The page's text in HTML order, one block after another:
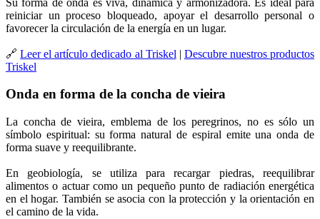
reiniciar un proceso bloqueado, apoyar el desarrollo personal o
favorecer la circulación de la energía en un lugar.
🔗Leer el artículo dedicado al Triskel | Descubre nuestros productos
Triskel
Onda en forma de la concha de vieira
La concha de vieira, emblema de los peregrinos, no es sólo un
símbolo espiritual: su forma natural de espiral emite una onda de
forma suave y reequilibrante.
En geobiología, se utiliza para recargar piedras, reequilibrar
alimentos o actuar como un pequeño punto de radiación energética
en el hogar. También se asocia con la protección y la orientación en
el camino de la vida.